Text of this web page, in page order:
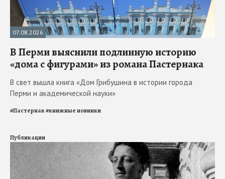
07.08.2026
В Перми выяснили подлинную историю
«дома с фигурами» из романа Пастернака
В свет вышла книга «Дом Грибушина в истории города
Перми и академической науки»
#Пастернак#книжные новинки
Публикации